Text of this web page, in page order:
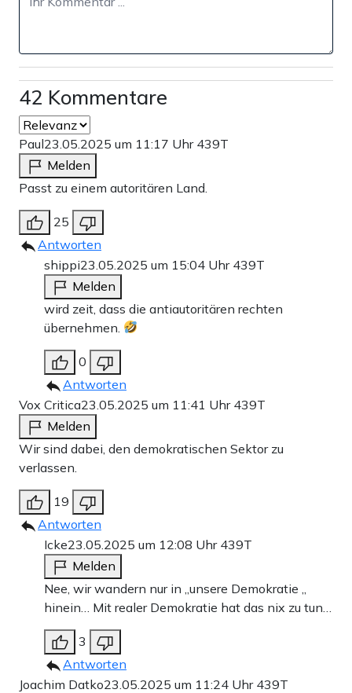
42 Kommentare
Paul23.05.2025 um 11:17 Uhr 439T
Melden
Passt zu einem autoritären Land.
25
Antworten
shippi23.05.2025 um 15:04 Uhr 439T
Melden
wird zeit, dass die antiautoritären rechten
übernehmen.
0
Antworten
Vox Critica23.05.2025 um 11:41 Uhr 439T
Melden
Wir sind dabei, den demokratischen Sektor zu
verlassen.
19
Antworten
Icke23.05.2025 um 12:08 Uhr 439T
Melden
Nee, wir wandern nur in „unsere Demokratie „
hinein… Mit realer Demokratie hat das nix zu tun…
3
Antworten
Joachim Datko23.05.2025 um 11:24 Uhr 439T